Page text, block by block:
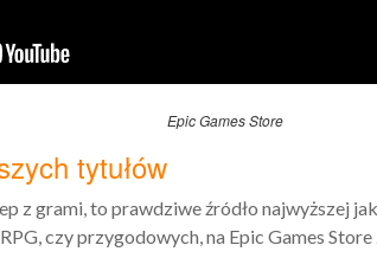
Epic Games Store
tytułów
z grami, to prawdziwe źródło najwyższej
czy przygodowych, na Epic Games